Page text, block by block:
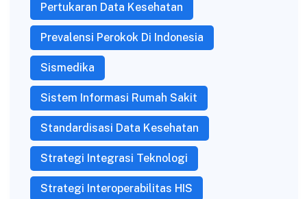
Pertukaran Data Kesehatan
Prevalensi Perokok Di Indonesia
Sismedika
Sistem Informasi Rumah Sakit
Standardisasi Data Kesehatan
Strategi Integrasi Teknologi
Strategi Interoperabilitas HIS